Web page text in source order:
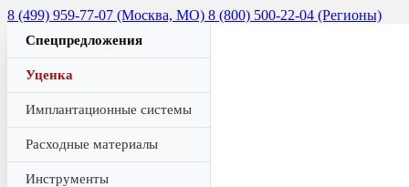
8 (499) 959-77-07 (Москва, МО) 8 (800) 500-22-04 (Регионы)
Спецпредложения
Уценка
Имплантационные системы
Расходные материалы
Инструменты